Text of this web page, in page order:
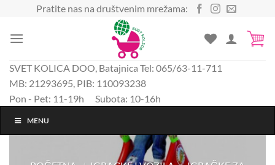
sadržaj
Pratite nas na društvenim mrežama:
SVET KOLICA DOO, Batajnica Tel: 065/63-11-711
MB: 21293695, PIB: 110093238
Pon - Pet: 11-19h Subota: 10-16h
MENU